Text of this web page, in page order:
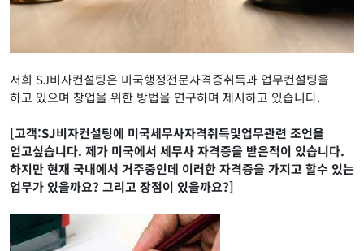
저희 SJ비자컨설팅은 미국행정전문자격증취득과 업무컨설팅을
하고 있으며 창업을 위한 방법을 연구하며 제시하고 있습니다.
[고객:SJ비자컨설팅에 미국세무사자격취득및업무관련 조언을
얻고싶습니다. 제가 미국에서 세무사 자격증을 받은적이 있습니다.
하지만 현재 국내에서 거주중인데 이러한자격증을 가지고 할수 있는
업무가 있을까요? 그리고 장점이 있을까요?]